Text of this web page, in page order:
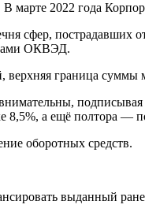
марте 2022 года
сфер, пострадавших
ОКВЭД.
верхняя граница суммы
подписывая
8,5%, а ещё полтора —
оборотных средств.
выданный